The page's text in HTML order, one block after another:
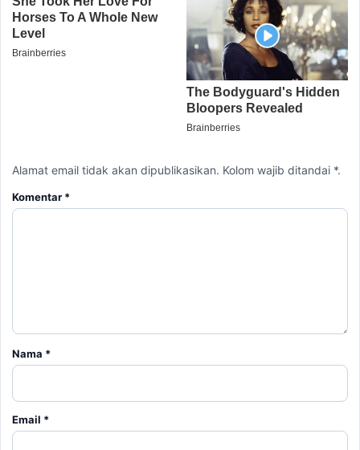
Alamat email tidak akan dipublikasikan. Kolom wajib ditandai *.
Komentar *
Nama *
Email *